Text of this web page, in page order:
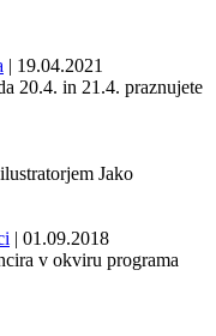
| 19.04.2021
20.4. in 21.4. praznujete
Jako
| 01.09.2018
v okviru programa